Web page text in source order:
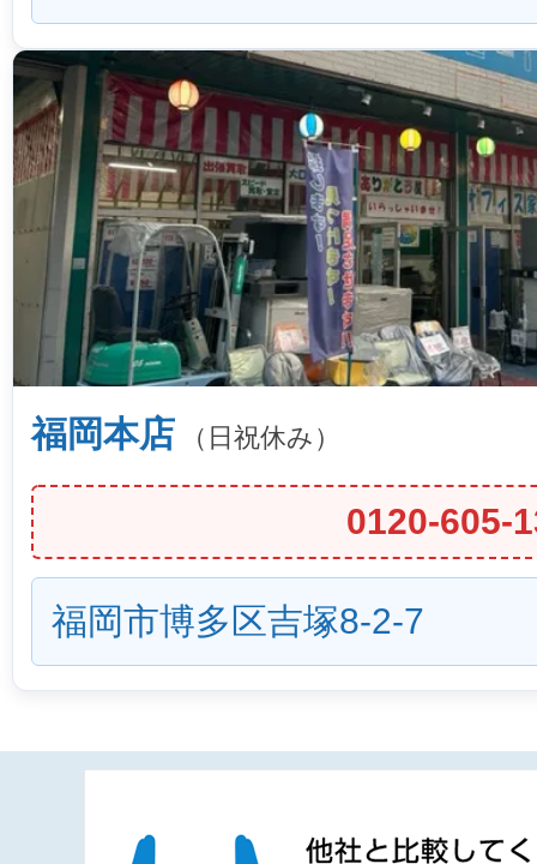
福岡本店 （日祝休み）
0120-605-
福岡市博多区吉塚8-2-7